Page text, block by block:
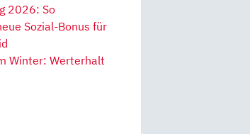
2026: So
Sozial-Bonus für
Winter: Werterhalt